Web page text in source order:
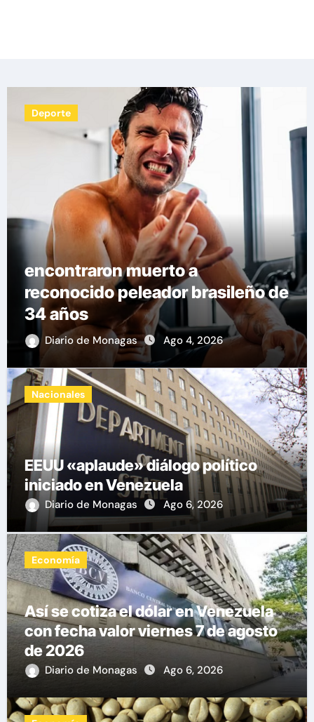
Deporte
Las medidas que tomarán en el
fútbol europeo para erradicar las
demoras
Diario de Monagas Ago 4, 2026
Nacionales
EEUU «aplaude» diálogo político
iniciado en Venezuela
Diario de Monagas Ago 6, 2026
Economía
Así se cotiza el dólar en Venezuela
con fecha valor viernes 7 de agosto
de 2026
Diario de Monagas Ago 6, 2026